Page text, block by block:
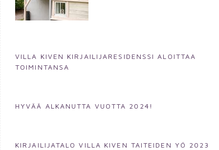
VILLA KIVEN KIRJAILIJARESIDENSSI ALOITTAA
TOIMINTANSA
HYVÄÄ ALKANUTTA VUOTTA 2024!
KIRJAILIJATALO VILLA KIVEN TAITEIDEN YÖ 2023